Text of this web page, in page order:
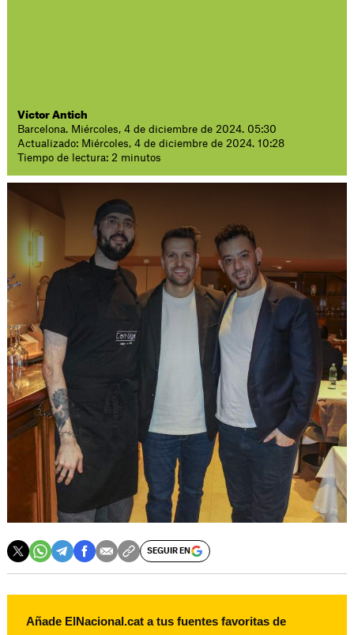
Víctor Antich
Barcelona. Miércoles, 4 de diciembre de 2024. 05:30
Actualizado: Miércoles, 4 de diciembre de 2024. 10:28
Tiempo de lectura: 2 minutos
SEGUIR EN
Añade ElNacional.cat a tus fuentes favoritas de